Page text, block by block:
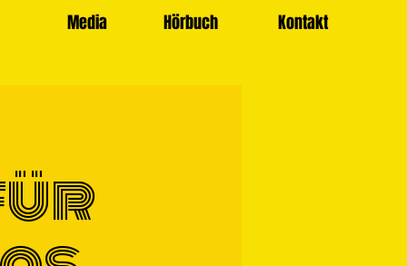
Media Hörbuch Kontakt